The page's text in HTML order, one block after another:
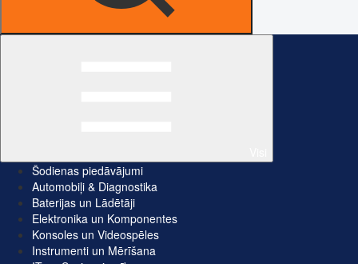
Šodienas piedāvājumi
Automobiļi & Diagnostika
Baterijas un Lādētāji
Elektronika un Komponentes
Konsoles un Videospēles
Instrumenti un Mērīšana